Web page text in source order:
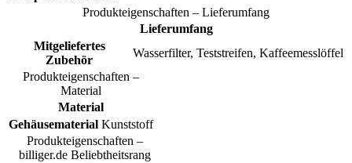
Produkteigenschaften – Lieferumfang
Lieferumfang
Mitgeliefertes
Zubehör
Wasserfilter, Teststreifen, Kaffeemesslöffel
Produkteigenschaften –
Material
Material
Gehäusematerial Kunststoff
Produkteigenschaften –
billiger.de Beliebtheitsrang